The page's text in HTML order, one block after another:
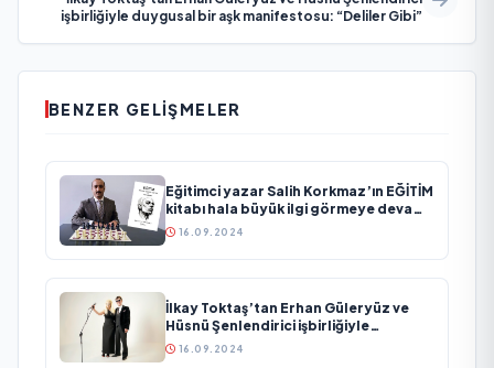
işbirliğiyle duygusal bir aşk manifestosu: “Deliler Gibi”
BENZER GELIŞMELER
Eğitimci yazar Salih Korkmaz’ın EĞİTİM
kitabı hala büyük ilgi görmeye devam
ediyor
16.09.2024
İlkay Toktaş’tan Erhan Güleryüz ve
Hüsnü Şenlendirici işbirliğiyle
duygusal bir aşk manifestosu: “Deliler
16.09.2024